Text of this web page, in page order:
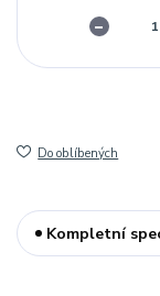
Do oblíbených
Kompletní